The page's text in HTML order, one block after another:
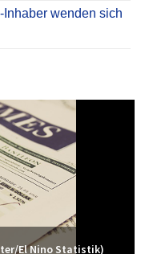
wenden sich
El Nino Statistik)